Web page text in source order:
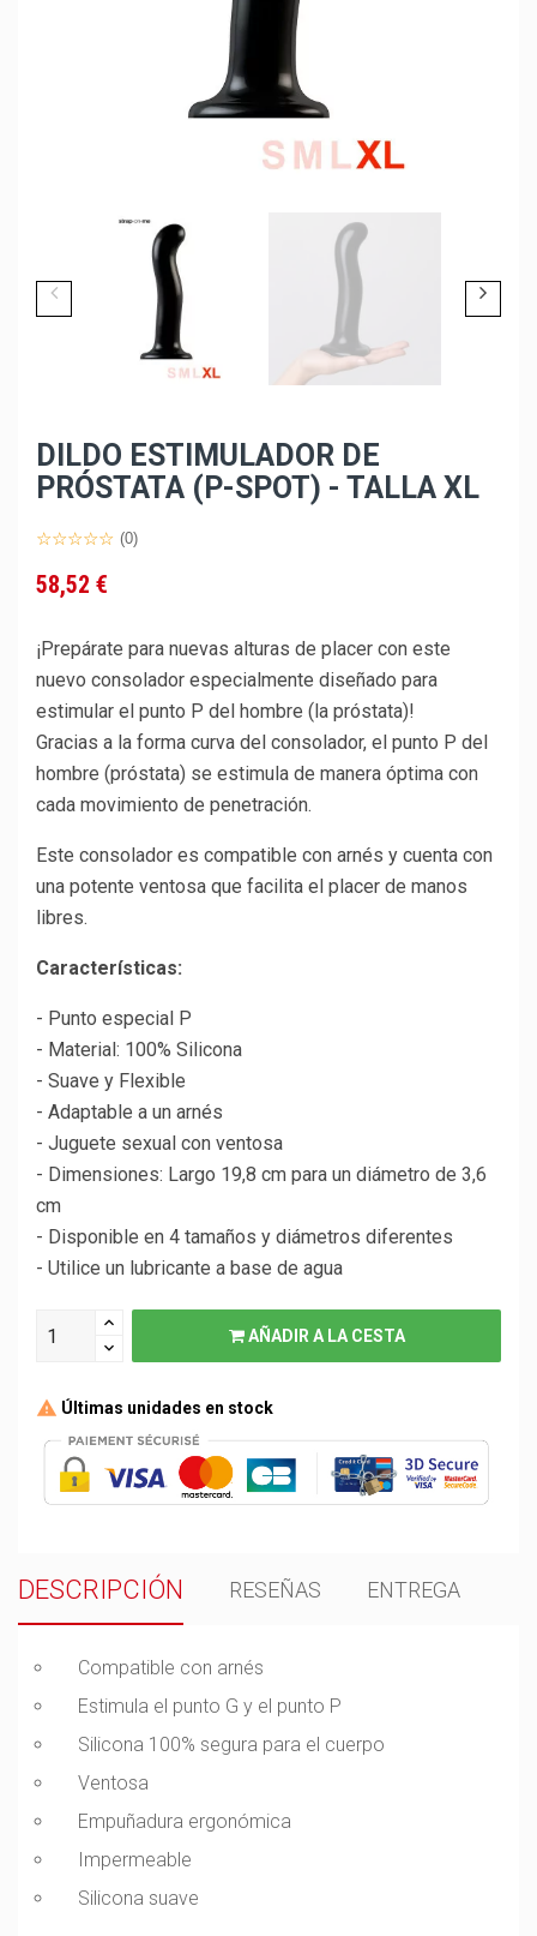
DILDO ESTIMULADOR DE
PRÓSTATA (P-SPOT) - TALLA XL
(0)
58,52 €
¡Prepárate para nuevas alturas de placer con este
nuevo consolador especialmente diseñado para
estimular el punto P del hombre (la próstata)!
Gracias a la forma curva del consolador, el punto P del
hombre (próstata) se estimula de manera óptima con
cada movimiento de penetración.
Este consolador es compatible con arnés y cuenta con
una potente ventosa que facilita el placer de manos
libres.
Características:
- Punto especial P
- Material: 100% Silicona
- Suave y Flexible
- Adaptable a un arnés
- Juguete sexual con ventosa
- Dimensiones: Largo 19,8 cm para un diámetro de 3,6
cm
- Disponible en 4 tamaños y diámetros diferentes
- Utilice un lubricante a base de agua
AÑADIR A LA CESTA
Últimas unidades en stock
DESCRIPCIÓN RESEÑAS ENTREGA
Compatible con arnés
Estimula el punto G y el punto P
Silicona 100% segura para el cuerpo
Ventosa
Empuñadura ergonómica
Impermeable
Silicona suave